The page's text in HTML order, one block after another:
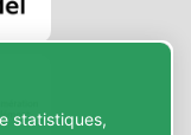
statistiques,